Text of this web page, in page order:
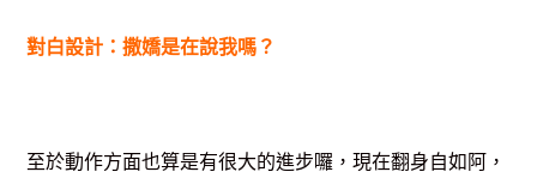
對白設計：撒嬌是在說我嗎？
至於動作方面也算是有很大的進步囉，現在翻身自如阿，